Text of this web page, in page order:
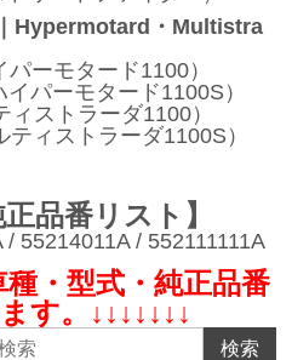
Hypermotard・Multistra
ーモタード1100）
パーモタード1100S）
ストラーダ1100）
ィストラーダ1100S）
品番リスト】
55214011A / 552111111A
種・型式・純正品番
す。↓↓↓↓↓↓↓
検索